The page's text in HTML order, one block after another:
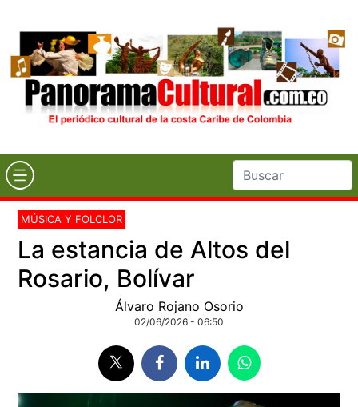
MÚSICA Y FOLCLOR
La estancia de Altos del
Rosario, Bolívar
Álvaro Rojano Osorio
02/06/2026 - 06:50